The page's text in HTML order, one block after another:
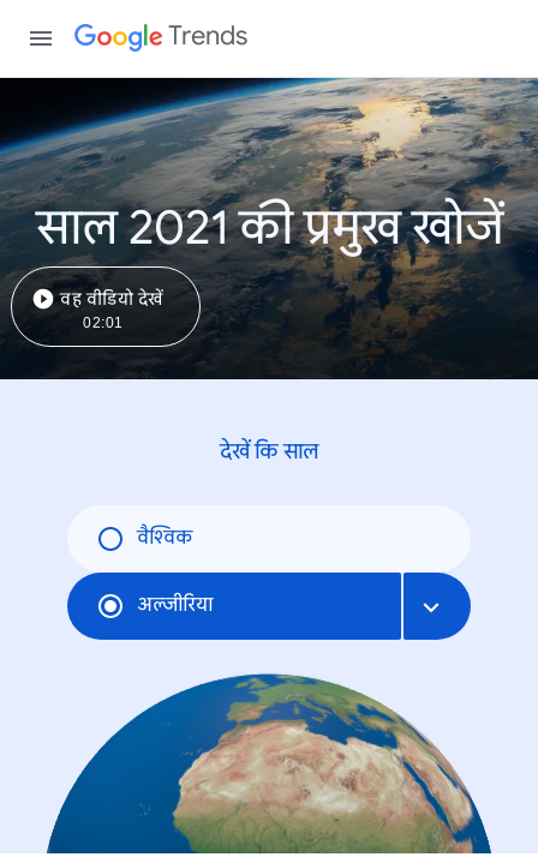
Trends
साल 2021 की प्रमुख खोजें
वह वीडियो देखें
02:01
देखें कि साल
वैश्विक
अल्जीरिया